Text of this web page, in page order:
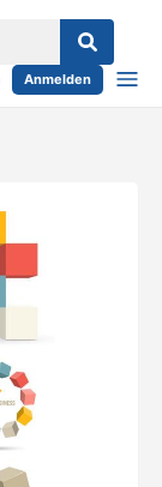
Anmelden